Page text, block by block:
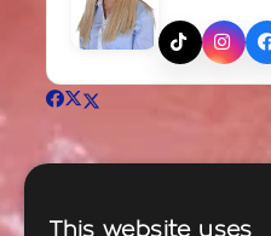
TikTok
This website uses